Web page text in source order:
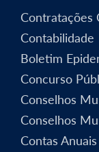
Contratações
Contabilidade
Boletim
Concurso
Conselhos
Conselhos
Contas Anuais